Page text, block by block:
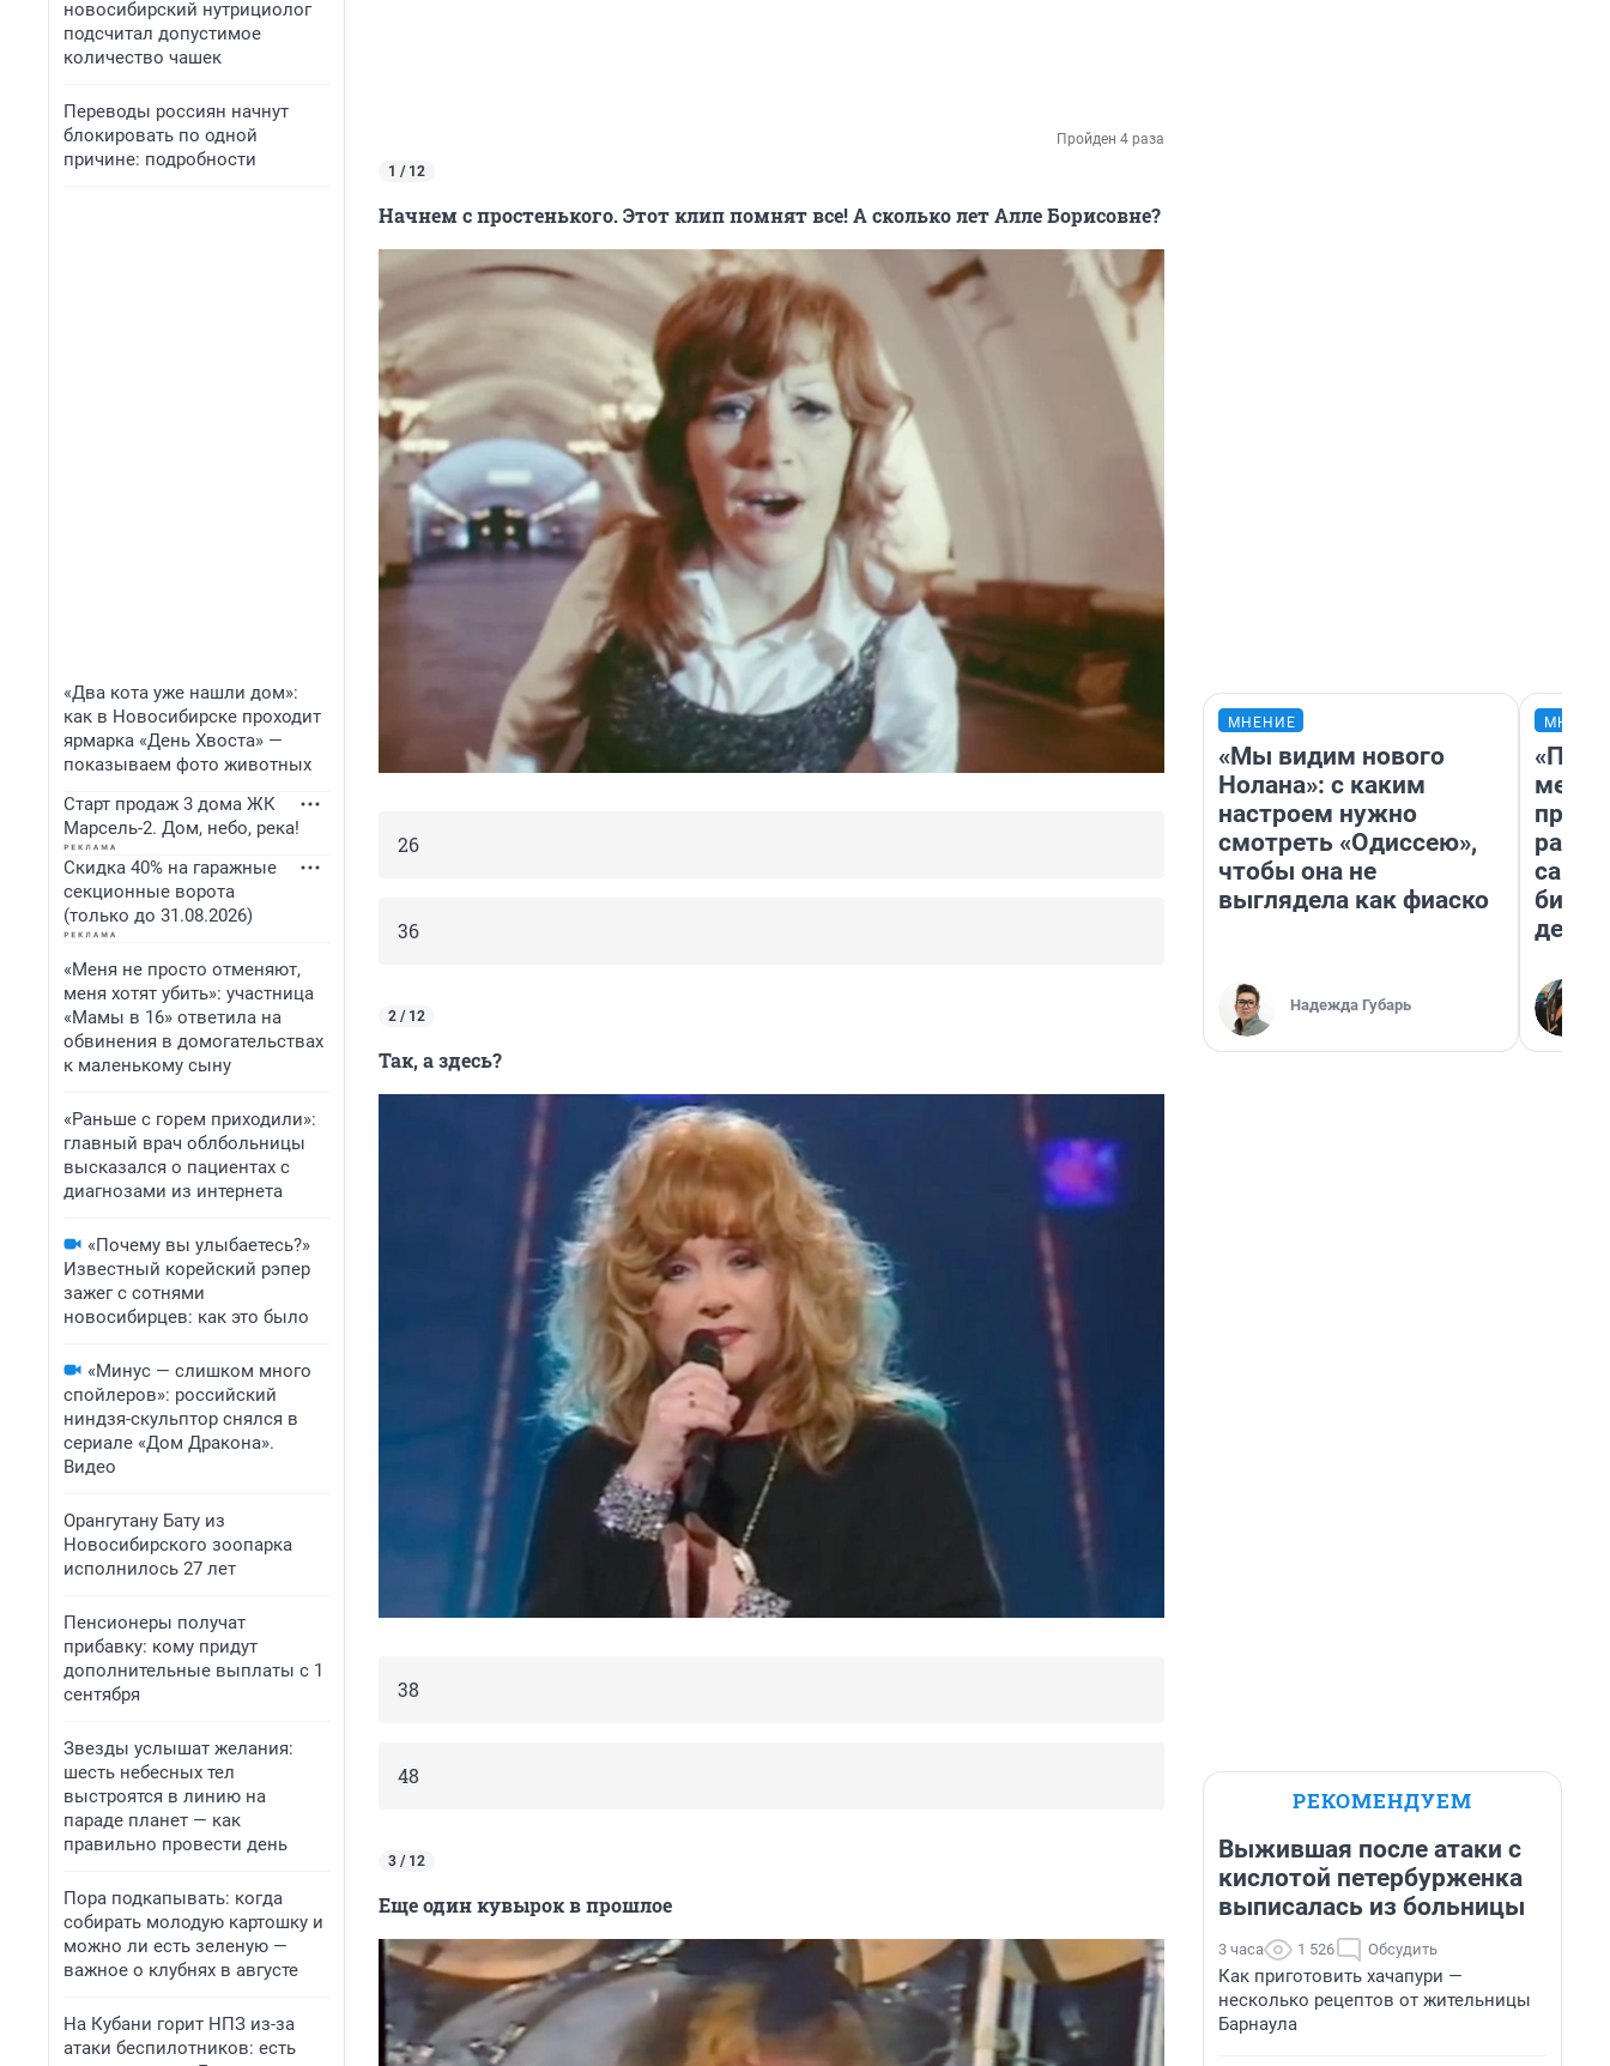
новосибирский нутрициолог
подсчитал допустимое
количество чашек
Переводы россиян начнут
блокировать по одной
причине: подробности
«Два кота уже нашли дом»:
как в Новосибирске проходит
ярмарка «День Хвоста» —
показываем фото животных
Старт продаж 3 дома ЖК
Марсель-2. Дом, небо, река!
Скидка 40% на гаражные
секционные ворота
(только до 31.08.2026)
«Меня не просто отменяют,
меня хотят убить»: участница
«Мамы в 16» ответила на
обвинения в домогательствах
к маленькому сыну
«Раньше с горем приходили»:
главный врач облбольницы
высказался о пациентах с
диагнозами из интернета
«Почему вы улыбаетесь?»
Известный корейский рэпер
зажег с сотнями
новосибирцев: как это было
«Минус — слишком много
спойлеров»: российский
ниндзя-скульптор снялся в
сериале «Дом Дракона».
Видео
Орангутану Бату из
Новосибирского зоопарка
исполнилось 27 лет
Пенсионеры получат
прибавку: кому придут
дополнительные выплаты с 1
сентября
Звезды услышат желания:
шесть небесных тел
выстроятся в линию на
параде планет — как
правильно провести день
Пора подкапывать: когда
собирать молодую картошку и
можно ли есть зеленую —
важное о клубнях в августе
На Кубани горит НПЗ из-за
атаки беспилотников: есть
Пройден 4 раза
1 / 12
Начнем с простенького. Этот клип помнят все! А сколько лет Алле Борисовне?
26
36
2 / 12
Так, а здесь?
38
48
3 / 12
Еще один кувырок в прошлое
МНЕНИЕ
«Мы видим нового
Нолана»: с каким
настроем нужно
смотреть «Одиссею»,
чтобы она не
выглядела как фиаско
Надежда Губарь
РЕКОМЕНДУЕМ
Выжившая после атаки с
кислотой петербурженка
выписалась из больницы
3 часа 1 526 Обсудить
Как приготовить хачапури —
несколько рецептов от жительницы
Барнаула